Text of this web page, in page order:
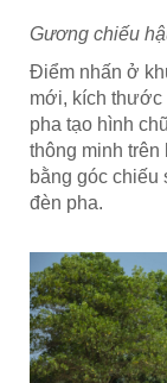
Gương chiếu
Điểm nhấn ở
mới, kích thước
pha tạo hình
thông minh trên
bằng góc
đèn pha.